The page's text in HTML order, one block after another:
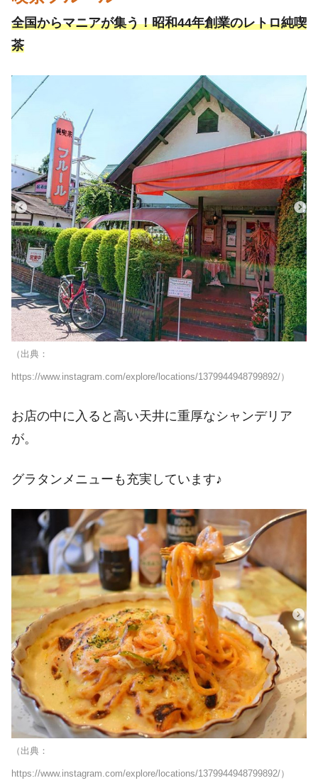
全国からマニアが集う！昭和44年創業のレトロ純喫
茶
（出典：
https://www.instagram.com/explore/locations/1379944948799892/）
お店の中に入ると高い天井に重厚なシャンデリア
が。
グラタンメニューも充実しています♪
（出典：
https://www.instagram.com/explore/locations/1379944948799892/）